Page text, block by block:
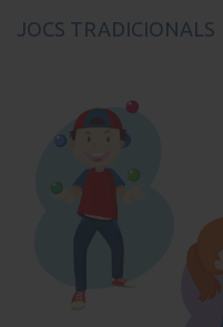
JOCS TRADICIONALS